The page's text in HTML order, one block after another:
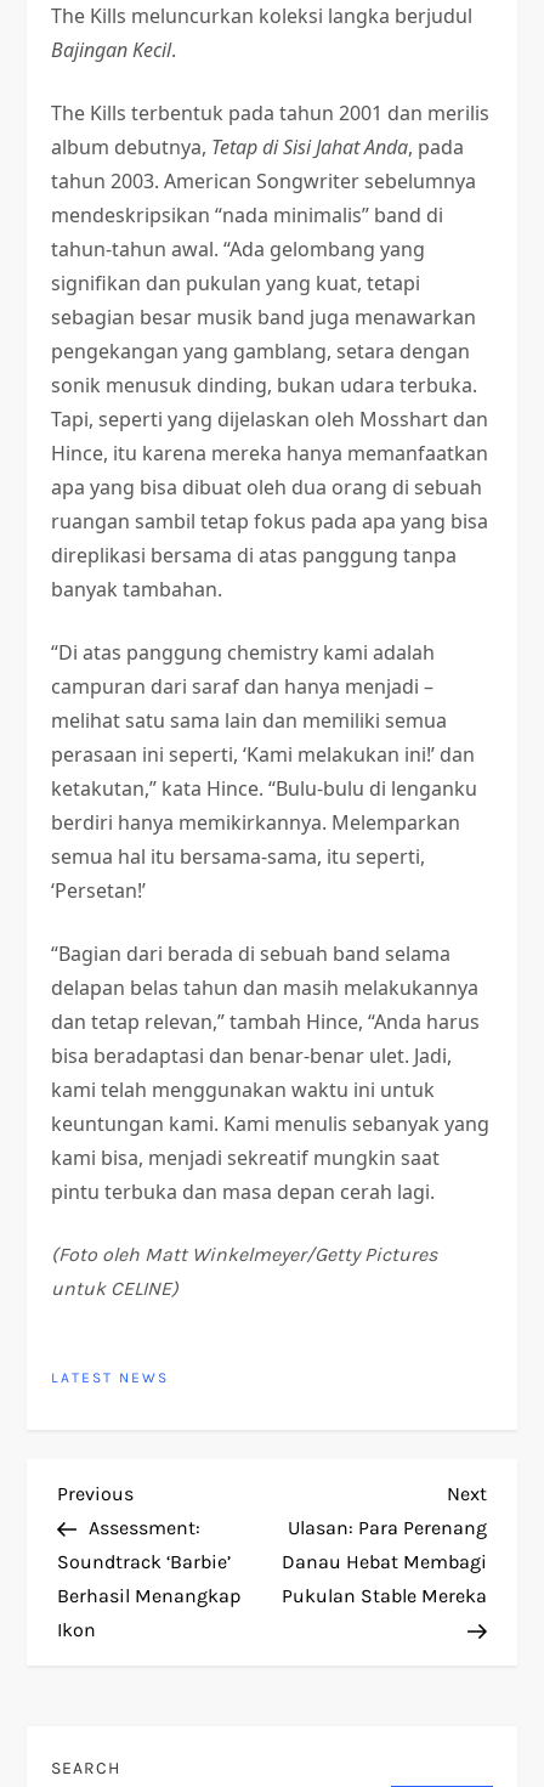
The Kills meluncurkan koleksi langka berjudul
Bajingan Kecil.
The Kills terbentuk pada tahun 2001 dan merilis
album debutnya, Tetap di Sisi Jahat Anda, pada
tahun 2003. American Songwriter sebelumnya
mendeskripsikan “nada minimalis” band di
tahun-tahun awal. “Ada gelombang yang
signifikan dan pukulan yang kuat, tetapi
sebagian besar musik band juga menawarkan
pengekangan yang gamblang, setara dengan
sonik menusuk dinding, bukan udara terbuka.
Tapi, seperti yang dijelaskan oleh Mosshart dan
Hince, itu karena mereka hanya memanfaatkan
apa yang bisa dibuat oleh dua orang di sebuah
ruangan sambil tetap fokus pada apa yang bisa
direplikasi bersama di atas panggung tanpa
banyak tambahan.
“Di atas panggung chemistry kami adalah
campuran dari saraf dan hanya menjadi –
melihat satu sama lain dan memiliki semua
perasaan ini seperti, ‘Kami melakukan ini!’ dan
ketakutan,” kata Hince. “Bulu-bulu di lenganku
berdiri hanya memikirkannya. Melemparkan
semua hal itu bersama-sama, itu seperti,
‘Persetan!’
“Bagian dari berada di sebuah band selama
delapan belas tahun dan masih melakukannya
dan tetap relevan,” tambah Hince, “Anda harus
bisa beradaptasi dan benar-benar ulet. Jadi,
kami telah menggunakan waktu ini untuk
keuntungan kami. Kami menulis sebanyak yang
kami bisa, menjadi sekreatif mungkin saat
pintu terbuka dan masa depan cerah lagi.
(Foto oleh Matt Winkelmeyer/Getty Pictures
untuk CELINE)
LATEST NEWS
P
o
s
Previous
Post
Previous
Assessment:
Soundtrack ‘Barbie’
Berhasil Menangkap
Ikon
Next
Post
Next
Ulasan: Para Perenang
Danau Hebat Membagi
Pukulan Stable Mereka
SEARCH